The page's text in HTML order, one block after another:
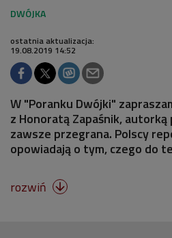
ostatnia aktualizacja:
19.08.2019 14:52
W "Poranku Dwójki"
z Honoratą Zapaśnik,
zawsze przegrana. Polscy
opowiadają o tym, czego do
rozwiń 